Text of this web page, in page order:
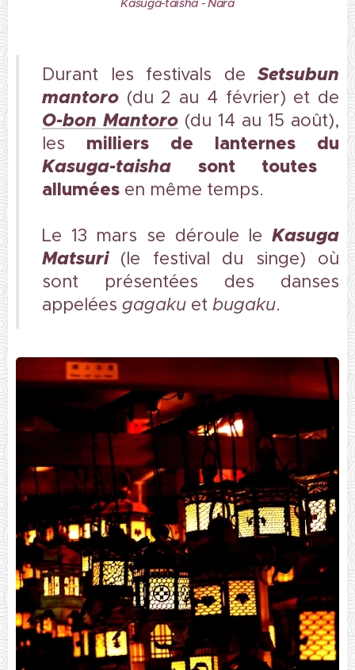
Kasuga-taisha - Nara
Durant les festivals deSetsubun
mantoro (du 2 au 4 février) et de
O-bon Mantoro (du 14 au 15 août),
les milliers de lanternes du
Kasuga-taisha sont toutes
allumées en même temps.
Le 13 mars se déroule le Kasuga
Matsuri (le festival du singe) où
sont présentées des danses
appelées gagaku et bugaku.